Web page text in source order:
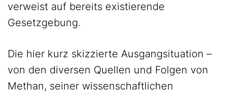
verweist auf bereits existierende
Gesetzgebung.
Die hier kurz skizzierte Ausgangsituation –
von den diversen Quellen und Folgen von
Methan, seiner wissenschaftlichen